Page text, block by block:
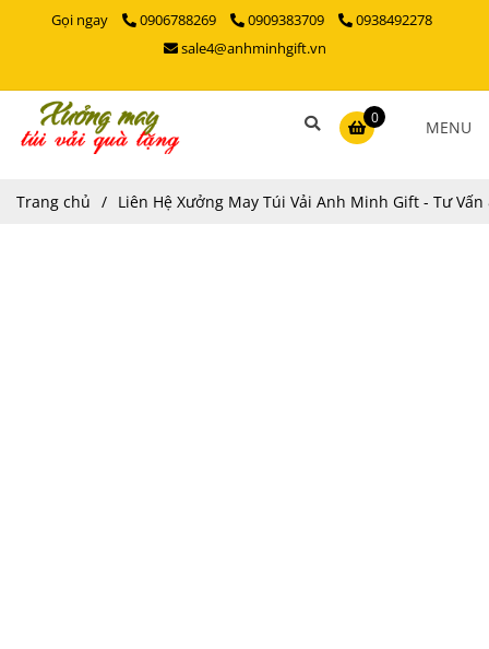
Gọi ngay 0906788269 0909383709
0938492278
sale4@anhminhgift.vn
0 MENU
Trang chủ / Liên Hệ Xưởng May Túi Vải Anh Minh Gift - Tư